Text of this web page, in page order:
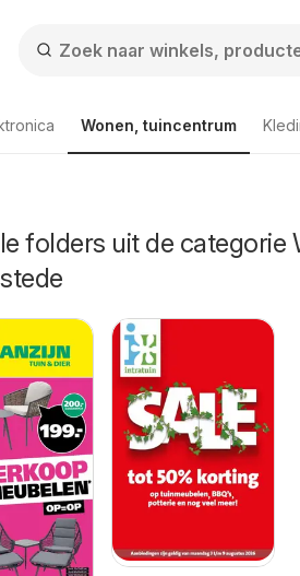
Wonen, tuincentrum
folders uit de categorie